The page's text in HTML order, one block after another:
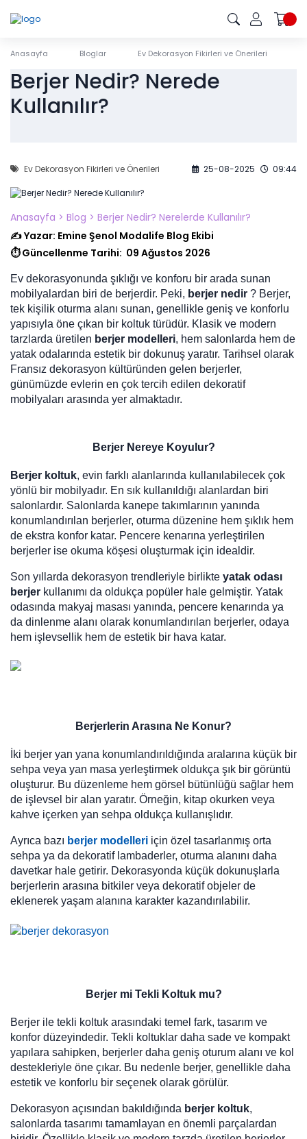
Anasayfa Bloglar Ev Dekorasyon Fikirleri ve Önerileri
Berjer Nedir? Nerede
Kullanılır?
Ev Dekorasyon Fikirleri ve Önerileri 25-08-2025 09:44
Anasayfa > Blog > Berjer Nedir? Nerelerde Kullanılır?
✍️ Yazar: Emine Şenol Modalife Blog Ekibi
⏱️ Güncellenme Tarihi: 09 Ağustos 2026
Ev dekorasyonunda şıklığı ve konforu bir arada sunan
mobilyalardan biri de berjerdir. Peki, berjer nedir ? Berjer,
tek kişilik oturma alanı sunan, genellikle geniş ve konforlu
yapısıyla öne çıkan bir koltuk türüdür. Klasik ve modern
tarzlarda üretilen berjer modelleri, hem salonlarda hem de
yatak odalarında estetik bir dokunuş yaratır. Tarihsel olarak
Fransız dekorasyon kültüründen gelen berjerler,
günümüzde evlerin en çok tercih edilen dekoratif
mobilyaları arasında yer almaktadır.
Berjer Nereye Koyulur?
Berjer koltuk, evin farklı alanlarında kullanılabilecek çok
yönlü bir mobilyadır. En sık kullanıldığı alanlardan biri
salonlardır. Salonlarda kanepe takımlarının yanında
konumlandırılan berjerler, oturma düzenine hem şıklık hem
de ekstra konfor katar. Pencere kenarına yerleştirilen
berjerler ise okuma köşesi oluşturmak için idealdir.
Son yıllarda dekorasyon trendleriyle birlikte yatak odası
berjer kullanımı da oldukça popüler hale gelmiştir. Yatak
odasında makyaj masası yanında, pencere kenarında ya
da dinlenme alanı olarak konumlandırılan berjerler, odaya
hem işlevsellik hem de estetik bir hava katar.
Berjerlerin Arasına Ne Konur?
İki berjer yan yana konumlandırıldığında aralarına küçük bir
sehpa veya yan masa yerleştirmek oldukça şık bir görüntü
oluşturur. Bu düzenleme hem görsel bütünlüğü sağlar hem
de işlevsel bir alan yaratır. Örneğin, kitap okurken veya
kahve içerken yan sehpa oldukça kullanışlıdır.
Ayrıca bazı berjer modelleri için özel tasarlanmış orta
sehpa ya da dekoratif lambaderler, oturma alanını daha
davetkar hale getirir. Dekorasyonda küçük dokunuşlarla
berjerlerin arasına bitkiler veya dekoratif objeler de
eklenerek yaşam alanına karakter kazandırılabilir.
Berjer mi Tekli Koltuk mu?
Berjer ile tekli koltuk arasındaki temel fark, tasarım ve
konfor düzeyindedir. Tekli koltuklar daha sade ve kompakt
yapılara sahipken, berjerler daha geniş oturum alanı ve kol
destekleriyle öne çıkar. Bu nedenle berjer, genellikle daha
estetik ve konforlu bir seçenek olarak görülür.
Dekorasyon açısından bakıldığında berjer koltuk,
salonlarda tasarımı tamamlayan en önemli parçalardan